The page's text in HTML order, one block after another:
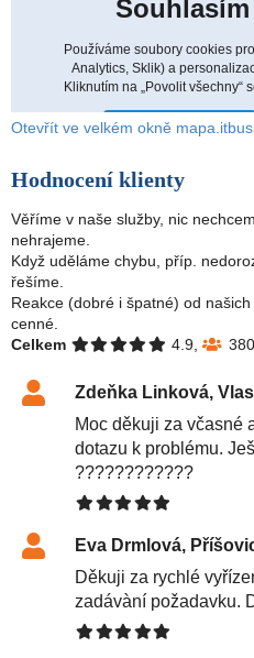
Otevřít ve velkém okně
Hodnocení klienty
Věříme v naše služby, nic
nehrajeme.
Když uděláme chybu, příp.
řešíme.
Reakce (dobré i špatné) od
cenné.
Celkem
4.9,
Zdeňka Linková,
Moc děkuji za včasné
dotazu k problému.
????????????
Eva Drmlová,
Děkuji za rychlé
zadávàní požadavku.